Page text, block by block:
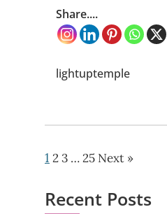
Share....
lightuptemple
1 2 3 …25 Next »
Recent Posts